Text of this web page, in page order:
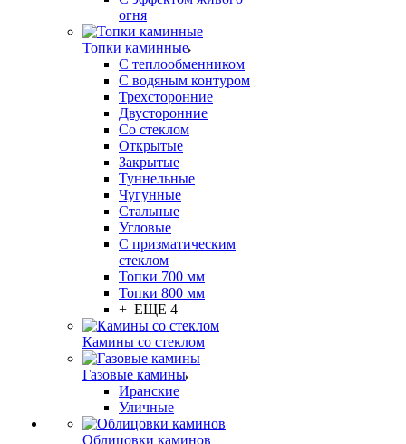
огня
Топки каминные
С теплообменником
С водяным контуром
Трехсторонние
Двусторонние
Со стеклом
Открытые
Закрытые
Туннельные
Чугунные
Стальные
Угловые
С призматическим
стеклом
Топки 700 мм
Топки 800 мм
+ ЕЩЕ 4
Камины со стеклом
Газовые камины
Иранские
Уличные
Облицовки каминов